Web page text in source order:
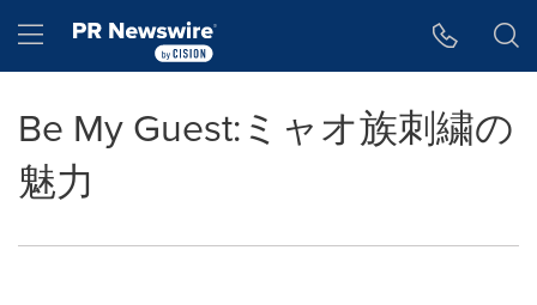
Hamburger menu
Be My Guest:ミャオ族刺繍の
魅力